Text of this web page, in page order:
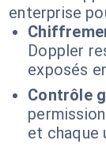
enterprise
Doppler
exposés
Contrôle
et chaque